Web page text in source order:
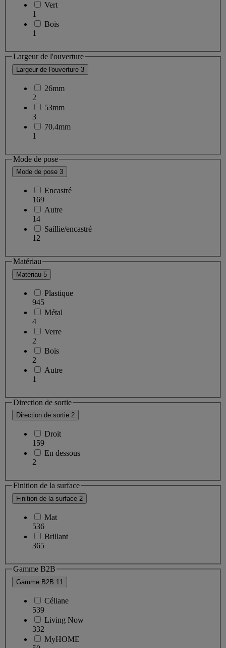
Vert
1
Bois
1
Largeur de l'ouverture
Largeur de l'ouverture 3
26mm
2
53mm
3
70.4mm
1
Mode de pose
Mode de pose 3
Encastré
169
Autre
14
Saillie/encastré
12
Matériau
Matériau 5
Plastique
945
Métal
4
Verre
2
Bois
2
Autre
1
Direction de sortie
Direction de sortie 2
Droit
159
En dessous
2
Finition de la surface
Finition de la surface 2
Mat
536
Brillant
365
Gamme B2B
Gamme B2B 11
Céliane
539
Living Now
332
MyHOME